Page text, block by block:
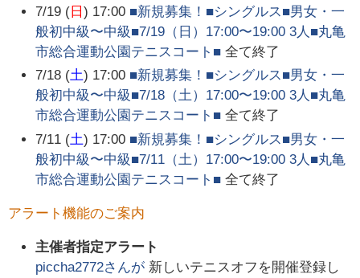
7/19 ( 日) 17:00 ■新規募集！■シングルス■男女・一
般初中級〜中級■7/19（日）17:00〜19:00 3人■丸亀
市総合運動公園テニスコート■ 全て終了
7/18 (土) 17:00 ■新規募集！■シングルス■男女・一
般初中級〜中級■7/18（土）17:00〜19:00 3人■丸亀
市総合運動公園テニスコート■ 全て終了
7/11 (土) 17:00 ■新規募集！■シングルス■男女・一
般初中級〜中級■7/11（土）17:00〜19:00 3人■丸亀
市総合運動公園テニスコート■ 全て終了
アラート機能のご案内
主催者指定アラート
piccha2772さんが 新しいテニスオフを開催登録し